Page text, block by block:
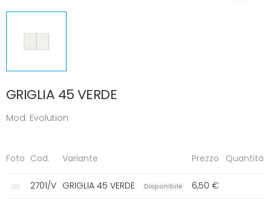
GRIGLIA 45 VERDE
Mod. Evolution
Foto Cod. Variante Prezzo Quantità
2701/V GRIGLIA 45 VERDE Disponibile 6,50 €